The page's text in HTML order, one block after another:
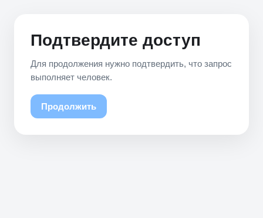
Подтвердите доступ
Для продолжения нужно подтвердить, что запрос
выполняет человек.
Продолжить